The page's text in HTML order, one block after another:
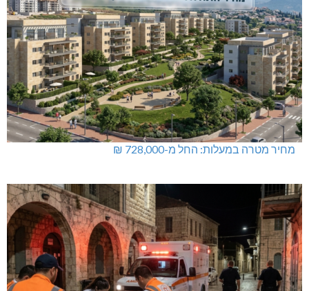
מחיר מטרה במעלות: החל מ-728,000 ₪